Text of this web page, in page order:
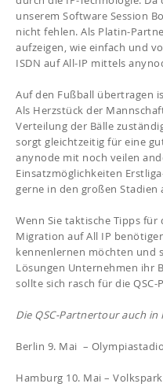
unserem Software Session
nicht fehlen. Als Platin-
aufzeigen, wie einfach und
ISDN auf All-IP mittels
Auf den Fußball übertragen
Als Herzstück der
Verteilung der Bälle
sorgt gleichtzeitig für eine
anynode mit noch veilen
Einsatzmöglichkeiten
gerne in den großen Stadien
Wenn Sie taktische Tipps
Migration auf All IP
kennenlernen möchten und
Lösungen Unternehmen ihr
sollte sich rasch für die
Die QSC-Partnertour auch in
Berlin 9. Mai –
Hamburg 10. Mai –